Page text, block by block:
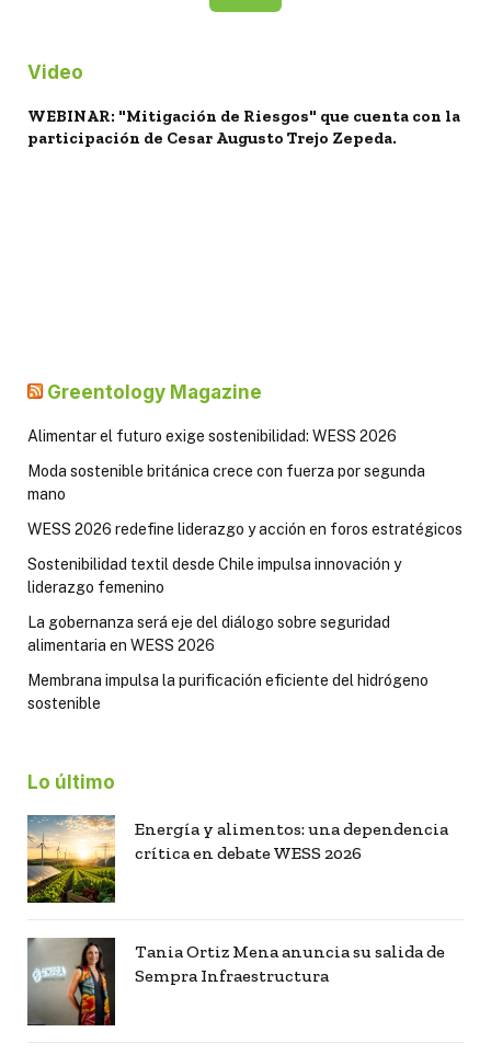
Video
WEBINAR: "Mitigación de Riesgos" que cuenta con la
participación de Cesar Augusto Trejo Zepeda.
Greentology Magazine
Alimentar el futuro exige sostenibilidad: WESS 2026
Moda sostenible británica crece con fuerza por segunda
mano
WESS 2026 redefine liderazgo y acción en foros estratégicos
Sostenibilidad textil desde Chile impulsa innovación y
liderazgo femenino
La gobernanza será eje del diálogo sobre seguridad
alimentaria en WESS 2026
Membrana impulsa la purificación eficiente del hidrógeno
sostenible
Lo último
Energía y alimentos: una dependencia
crítica en debate WESS 2026
Tania Ortiz Mena anuncia su salida de
Sempra Infraestructura